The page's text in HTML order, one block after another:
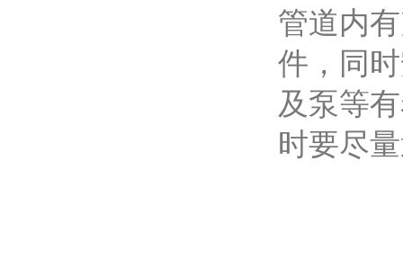
管道内
件，同
及泵等
时要尽